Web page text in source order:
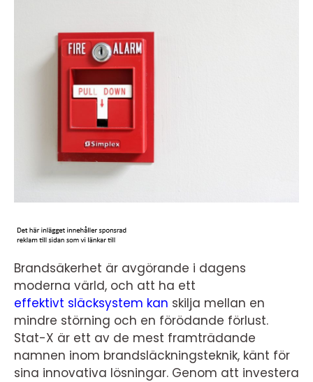
Brandsäkerhet är avgörande i dagens
moderna värld, och att ha ett
effektivt släcksystem kan skilja mellan en
mindre störning och en förödande förlust.
Stat-X är ett av de mest framträdande
namnen inom brandsläckningsteknik, känt för
sina innovativa lösningar. Genom att investera